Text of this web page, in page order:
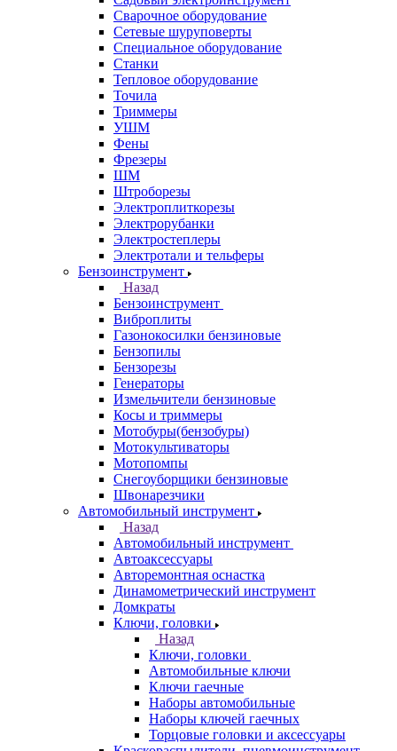
Сварочное оборудование
Сетевые шуруповерты
Специальное оборудование
Станки
Тепловое оборудование
Точила
Триммеры
УШМ
Фены
Фрезеры
ШМ
Штроборезы
Электроплиткорезы
Электрорубанки
Электростеплеры
Электротали и тельферы
Бензоинструмент
Назад
Бензоинструмент
Виброплиты
Газонокосилки бензиновые
Бензопилы
Бензорезы
Генераторы
Измельчители бензиновые
Косы и триммеры
Мотобуры(бензобуры)
Мотокультиваторы
Мотопомпы
Снегоуборщики бензиновые
Швонарезчики
Автомобильный инструмент
Назад
Автомобильный инструмент
Автоаксессуары
Авторемонтная оснастка
Динамометрический инструмент
Домкраты
Ключи, головки
Назад
Ключи, головки
Автомобильные ключи
Ключи гаечные
Наборы автомобильные
Наборы ключей гаечных
Торцовые головки и аксессуары